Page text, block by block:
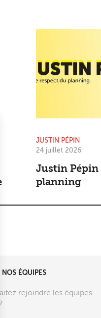
JUSTIN PÉPIN
24 juillet 2026
Justin Pépin
planning
NOS ÉQUIPES
rejoindre les équipes